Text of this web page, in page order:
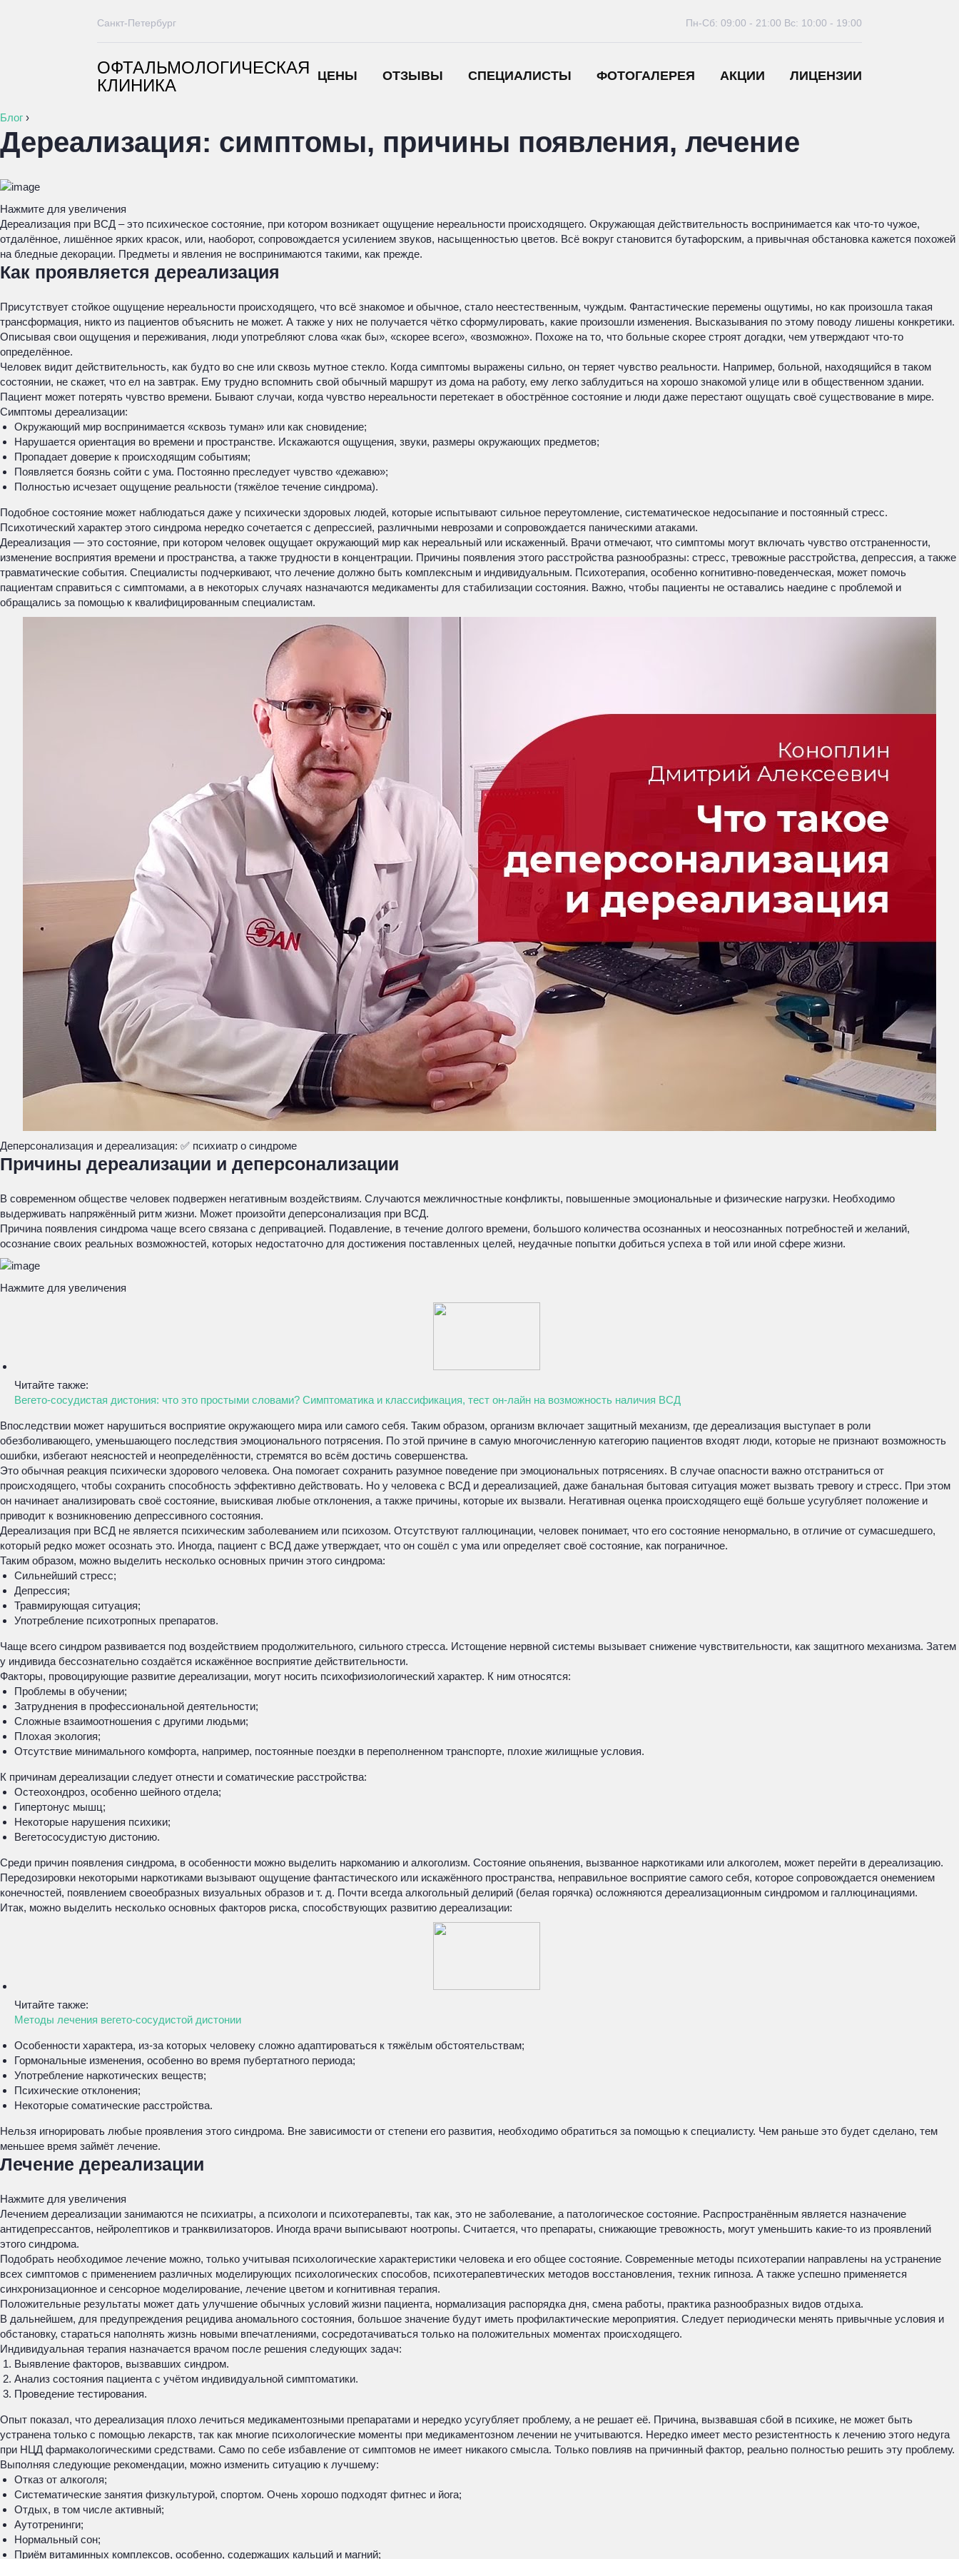
ОФТАЛЬМОЛОГИЧЕСКАЯ
КЛИНИКА
ЦЕНЫ ОТЗЫВЫ СПЕЦИАЛИСТЫ ФОТОГАЛЕРЕЯ АКЦИИ ЛИЦЕНЗИИ
Санкт-Петербург Пн-Сб: 09:00 - 21:00 Вс: 10:00 - 19:00
Блог ›
Дереализация: симптомы, причины появления, лечение
Нажмите для увеличения
Дереализация при ВСД – это психическое состояние, при котором возникает ощущение нереальности происходящего. Окружающая действительность воспринимается как что-то чужое,
отдалённое, лишённое ярких красок, или, наоборот, сопровождается усилением звуков, насыщенностью цветов. Всё вокруг становится бутафорским, а привычная обстановка кажется похожей
на бледные декорации. Предметы и явления не воспринимаются такими, как прежде.
Как проявляется дереализация
Присутствует стойкое ощущение нереальности происходящего, что всё знакомое и обычное, стало неестественным, чуждым. Фантастические перемены ощутимы, но как произошла такая
трансформация, никто из пациентов объяснить не может. А также у них не получается чётко сформулировать, какие произошли изменения. Высказывания по этому поводу лишены конкретики.
Описывая свои ощущения и переживания, люди употребляют слова «как бы», «скорее всего», «возможно». Похоже на то, что больные скорее строят догадки, чем утверждают что-то
определённое.
Человек видит действительность, как будто во сне или сквозь мутное стекло. Когда симптомы выражены сильно, он теряет чувство реальности. Например, больной, находящийся в таком
состоянии, не скажет, что ел на завтрак. Ему трудно вспомнить свой обычный маршрут из дома на работу, ему легко заблудиться на хорошо знакомой улице или в общественном здании.
Пациент может потерять чувство времени. Бывают случаи, когда чувство нереальности перетекает в обострённое состояние и люди даже перестают ощущать своё существование в мире.
Симптомы дереализации:
Окружающий мир воспринимается «сквозь туман» или как сновидение;
Нарушается ориентация во времени и пространстве. Искажаются ощущения, звуки, размеры окружающих предметов;
Пропадает доверие к происходящим событиям;
Появляется боязнь сойти с ума. Постоянно преследует чувство «дежавю»;
Полностью исчезает ощущение реальности (тяжёлое течение синдрома).
Подобное состояние может наблюдаться даже у психически здоровых людей, которые испытывают сильное переутомление, систематическое недосыпание и постоянный стресс.
Психотический характер этого синдрома нередко сочетается с депрессией, различными неврозами и сопровождается паническими атаками.
Дереализация — это состояние, при котором человек ощущает окружающий мир как нереальный или искаженный. Врачи отмечают, что симптомы могут включать чувство отстраненности,
изменение восприятия времени и пространства, а также трудности в концентрации. Причины появления этого расстройства разнообразны: стресс, тревожные расстройства, депрессия, а также
травматические события. Специалисты подчеркивают, что лечение должно быть комплексным и индивидуальным. Психотерапия, особенно когнитивно-поведенческая, может помочь
пациентам справиться с симптомами, а в некоторых случаях назначаются медикаменты для стабилизации состояния. Важно, чтобы пациенты не оставались наедине с проблемой и
обращались за помощью к квалифицированным специалистам.
Деперсонализация и дереализация: ✅ психиатр о синдроме
Причины дереализации и деперсонализации
В современном обществе человек подвержен негативным воздействиям. Случаются межличностные конфликты, повышенные эмоциональные и физические нагрузки. Необходимо
выдерживать напряжённый ритм жизни. Может произойти деперсонализация при ВСД.
Причина появления синдрома чаще всего связана с депривацией. Подавление, в течение долгого времени, большого количества осознанных и неосознанных потребностей и желаний,
осознание своих реальных возможностей, которых недостаточно для достижения поставленных целей, неудачные попытки добиться успеха в той или иной сфере жизни.
Нажмите для увеличения
Читайте также:
Вегето-сосудистая дистония: что это простыми словами? Симптоматика и классификация, тест он-лайн на возможность наличия ВСД
Впоследствии может нарушиться восприятие окружающего мира или самого себя. Таким образом, организм включает защитный механизм, где дереализация выступает в роли
обезболивающего, уменьшающего последствия эмоционального потрясения. По этой причине в самую многочисленную категорию пациентов входят люди, которые не признают возможность
ошибки, избегают неясностей и неопределённости, стремятся во всём достичь совершенства.
Это обычная реакция психически здорового человека. Она помогает сохранить разумное поведение при эмоциональных потрясениях. В случае опасности важно отстраниться от
происходящего, чтобы сохранить способность эффективно действовать. Но у человека с ВСД и дереализацией, даже банальная бытовая ситуация может вызвать тревогу и стресс. При этом
он начинает анализировать своё состояние, выискивая любые отклонения, а также причины, которые их вызвали. Негативная оценка происходящего ещё больше усугубляет положение и
приводит к возникновению депрессивного состояния.
Дереализация при ВСД не является психическим заболеванием или психозом. Отсутствуют галлюцинации, человек понимает, что его состояние ненормально, в отличие от сумасшедшего,
который редко может осознать это. Иногда, пациент с ВСД даже утверждает, что он сошёл с ума или определяет своё состояние, как пограничное.
Таким образом, можно выделить несколько основных причин этого синдрома:
Сильнейший стресс;
Депрессия;
Травмирующая ситуация;
Употребление психотропных препаратов.
Чаще всего синдром развивается под воздействием продолжительного, сильного стресса. Истощение нервной системы вызывает снижение чувствительности, как защитного механизма. Затем
у индивида бессознательно создаётся искажённое восприятие действительности.
Факторы, провоцирующие развитие дереализации, могут носить психофизиологический характер. К ним относятся:
Проблемы в обучении;
Затруднения в профессиональной деятельности;
Сложные взаимоотношения с другими людьми;
Плохая экология;
Отсутствие минимального комфорта, например, постоянные поездки в переполненном транспорте, плохие жилищные условия.
К причинам дереализации следует отнести и соматические расстройства:
Остеохондроз, особенно шейного отдела;
Гипертонус мышц;
Некоторые нарушения психики;
Вегетососудистую дистонию.
Среди причин появления синдрома, в особенности можно выделить наркоманию и алкоголизм. Состояние опьянения, вызванное наркотиками или алкоголем, может перейти в дереализацию.
Передозировки некоторыми наркотиками вызывают ощущение фантастического или искажённого пространства, неправильное восприятие самого себя, которое сопровождается онемением
конечностей, появлением своеобразных визуальных образов и т. д. Почти всегда алкогольный делирий (белая горячка) осложняются дереализационным синдромом и галлюцинациями.
Итак, можно выделить несколько основных факторов риска, способствующих развитию дереализации:
Читайте также:
Методы лечения вегето-сосудистой дистонии
Особенности характера, из-за которых человеку сложно адаптироваться к тяжёлым обстоятельствам;
Гормональные изменения, особенно во время пубертатного периода;
Употребление наркотических веществ;
Психические отклонения;
Некоторые соматические расстройства.
Нельзя игнорировать любые проявления этого синдрома. Вне зависимости от степени его развития, необходимо обратиться за помощью к специалисту. Чем раньше это будет сделано, тем
меньшее время займёт лечение.
Лечение дереализации
Нажмите для увеличения
Лечением дереализации занимаются не психиатры, а психологи и психотерапевты, так как, это не заболевание, а патологическое состояние. Распространённым является назначение
антидепрессантов, нейролептиков и транквилизаторов. Иногда врачи выписывают ноотропы. Считается, что препараты, снижающие тревожность, могут уменьшить какие-то из проявлений
этого синдрома.
Подобрать необходимое лечение можно, только учитывая психологические характеристики человека и его общее состояние. Современные методы психотерапии направлены на устранение
всех симптомов с применением различных моделирующих психологических способов, психотерапевтических методов восстановления, техник гипноза. А также успешно применяется
синхронизационное и сенсорное моделирование, лечение цветом и когнитивная терапия.
Положительные результаты может дать улучшение обычных условий жизни пациента, нормализация распорядка дня, смена работы, практика разнообразных видов отдыха.
В дальнейшем, для предупреждения рецидива аномального состояния, большое значение будут иметь профилактические мероприятия. Следует периодически менять привычные условия и
обстановку, стараться наполнять жизнь новыми впечатлениями, сосредотачиваться только на положительных моментах происходящего.
Индивидуальная терапия назначается врачом после решения следующих задач:
Выявление факторов, вызвавших синдром.
Анализ состояния пациента с учётом индивидуальной симптоматики.
Проведение тестирования.
Опыт показал, что дереализация плохо лечиться медикаментозными препаратами и нередко усугубляет проблему, а не решает её. Причина, вызвавшая сбой в психике, не может быть
устранена только с помощью лекарств, так как многие психологические моменты при медикаментозном лечении не учитываются. Нередко имеет место резистентность к лечению этого недуга
при НЦД фармакологическими средствами. Само по себе избавление от симптомов не имеет никакого смысла. Только повлияв на причинный фактор, реально полностью решить эту проблему.
Выполняя следующие рекомендации, можно изменить ситуацию к лучшему:
Отказ от алкоголя;
Систематические занятия физкультурой, спортом. Очень хорошо подходят фитнес и йога;
Отдых, в том числе активный;
Аутотренинги;
Нормальный сон;
Приём витаминных комплексов, особенно, содержащих кальций и магний;